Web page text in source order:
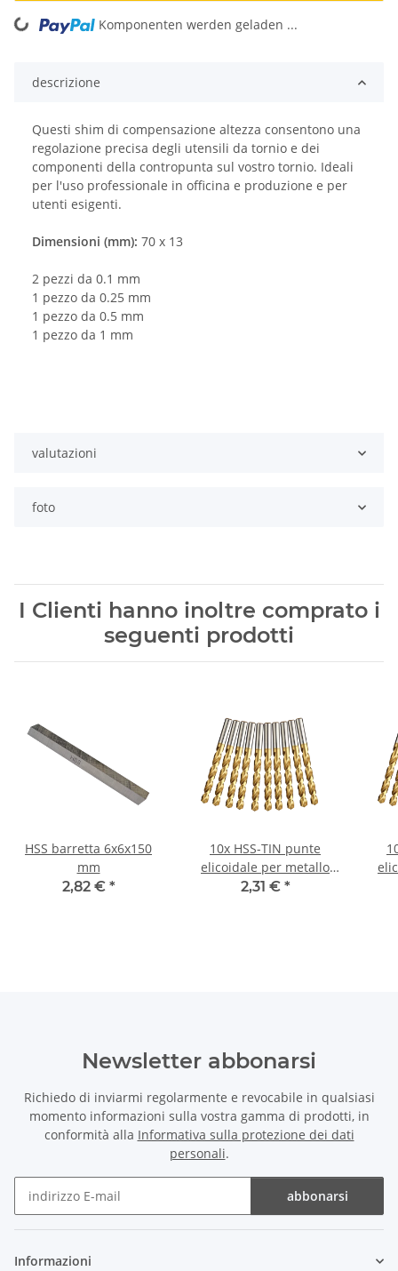
Loading... Komponenten werden geladen ...
descrizione
Questi shim di compensazione altezza consentono una
regolazione precisa degli utensili da tornio e dei
componenti della contropunta sul vostro tornio. Ideali
per l'uso professionale in officina e produzione e per
utenti esigenti.
Dimensioni (mm): 70 x 13
2 pezzi da 0.1 mm
1 pezzo da 0.25 mm
1 pezzo da 0.5 mm
1 pezzo da 1 mm
valutazioni
foto
I Clienti hanno inoltre comprato i
seguenti prodotti
HSS barretta 6x6x150
mm
2,82 € *
10x HSS-TIN punte
elicoidale per metallo
DIN338N Ø 1,8 mm
2,31 € *
Newsletter abbonarsi
Richiedo di inviarmi regolarmente e revocabile in qualsiasi
momento informazioni sulla vostra gamma di prodotti, in
conformità alla Informativa sulla protezione dei dati
personali.
abbonarsi
Informazioni